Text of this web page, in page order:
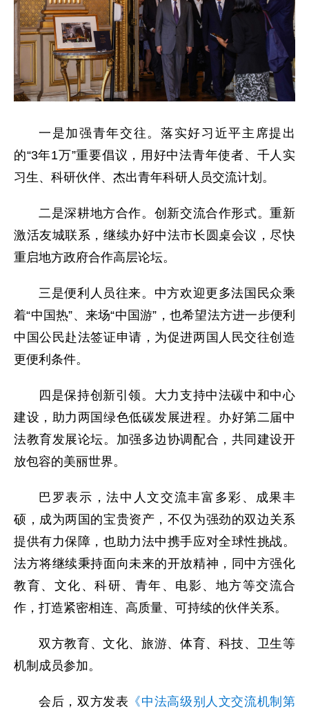
一是加强青年交往。落实好习近平主席提出
的“3年1万”重要倡议，用好中法青年使者、千人实
习生、科研伙伴、杰出青年科研人员交流计划。
二是深耕地方合作。创新交流合作形式。重新
激活友城联系，继续办好中法市长圆桌会议，尽快
重启地方政府合作高层论坛。
三是便利人员往来。中方欢迎更多法国民众乘
着“中国热”、来场“中国游”，也希望法方进一步便利
中国公民赴法签证申请，为促进两国人民交往创造
更便利条件。
四是保持创新引领。大力支持中法碳中和中心
建设，助力两国绿色低碳发展进程。办好第二届中
法教育发展论坛。加强多边协调配合，共同建设开
放包容的美丽世界。
巴罗表示，法中人文交流丰富多彩、成果丰
硕，成为两国的宝贵资产，不仅为强劲的双边关系
提供有力保障，也助力法中携手应对全球性挑战。
法方将继续秉持面向未来的开放精神，同中方强化
教育、文化、科研、青年、电影、地方等交流合
作，打造紧密相连、高质量、可持续的伙伴关系。
双方教育、文化、旅游、体育、科技、卫生等
机制成员参加。
会后，双方发表 《中法高级别人文交流机制第